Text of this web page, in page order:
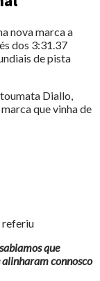
nova marca a
dos 3:31.37
de pista
Diallo,
que vinha de
referiu
que
connosco